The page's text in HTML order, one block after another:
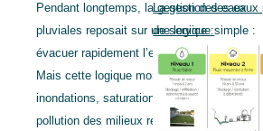
Pendant longtemps, la gestion des eaux
pluviales reposait sur une logique simple :
évacuer rapidement l’eau vers le réseau.
Mais cette logique montre ses limites :
inondations, saturation des réseaux,
pollution des milieux récepteurs.
La gestion des
de service :